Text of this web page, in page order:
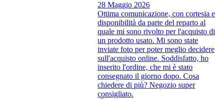
28 Maggio 2026
Ottima comunicazione, con cortesia e
disponibilità da parte del reparto al
quale mi sono rivolto per l'acquisto di
un prodotto usato. Mi sono state
inviate foto per poter meglio decidere
sull'acquisto online. Soddisfatto, ho
inserito l'ordine, che mi è stato
consegnato il giorno dopo. Cosa
chiedere di più? Negozio super
consigliato.